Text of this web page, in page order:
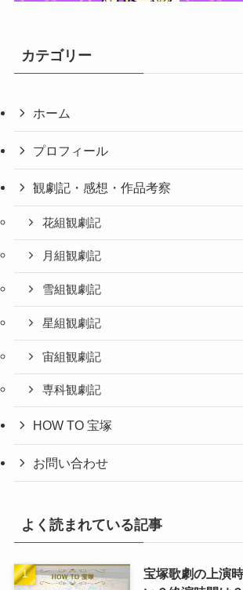
カテゴリー
ホーム
プロフィール
観劇記・感想・作品考察
花組観劇記
月組観劇記
雪組観劇記
星組観劇記
宙組観劇記
専科観劇記
HOW TO 宝塚
お問い合わせ
よく読まれている記事
宝塚歌劇の上演